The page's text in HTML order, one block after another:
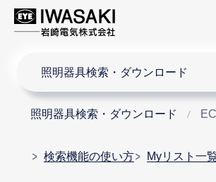
照明器具検索・ダウンロード
照明器具検索・ダウンロード
検索機能の使い方 Myリスト一